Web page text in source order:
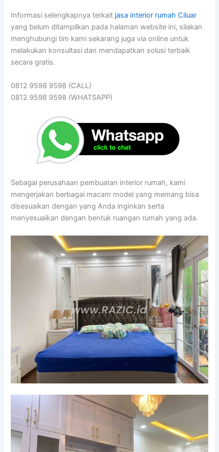
Informasi selengkapnya terkait jasa interior rumah Ciluar
yang belum ditampilkan pada halaman website ini, silakan
menghubungi tim kami sekarang juga via online untuk
melakukan konsultasi dan mendapatkan solusi terbaik
secara gratis.
0812 9598 9598 (CALL)
0812 9598 9598 (WHATSAPP)
Sebagai perusahaan pembuatan interior rumah, kami
mengerjakan berbagai macam model yang memang bisa
disesuaikan dengan yang Anda inginkan serta
menyesuaikan dengan bentuk ruangan rumah yang ada.